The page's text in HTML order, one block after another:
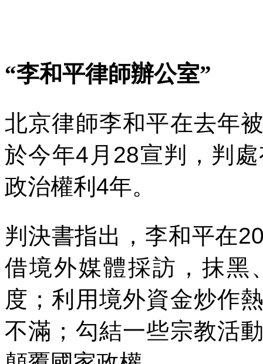
“李和平律師辦公室”
北京律師李和平在去年
於今年4 月 28宣判，判
政治權利 4年。
判決書指出，李和平在
借境外媒體採訪，抹黑
度；利用境外資金炒作
不滿；勾結一些宗教活